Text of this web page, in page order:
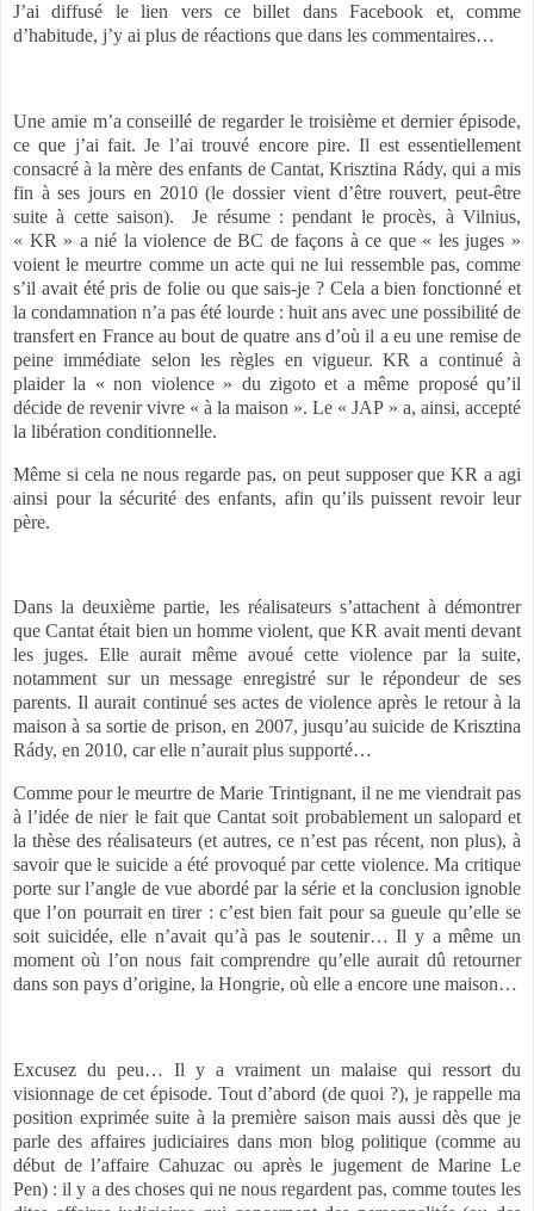
J’ai diffusé le lien vers ce billet dans Facebook et, comme
d’habitude, j’y ai plus de réactions que dans les commentaires…
Une amie m’a conseillé de regarder le troisième et dernier épisode,
ce que j’ai fait. Je l’ai trouvé encore pire. Il est essentiellement
consacré à la mère des enfants de Cantat, Krisztina Rády, qui a mis
fin à ses jours en 2010 (le dossier vient d’être rouvert, peut-être
suite à cette saison).
Je résume : pendant le procès, à Vilnius,
« KR » a nié la violence de BC de façons à ce que « les juges »
voient le meurtre comme un acte qui ne lui ressemble pas, comme
s’il avait été pris de folie ou que sais-je ? Cela a bien fonctionné et
la condamnation n’a pas été lourde : huit ans avec une possibilité de
transfert en France au bout de quatre ans d’où il a eu une remise de
peine immédiate selon les règles en vigueur. KR a continué à
plaider la « non violence » du zigoto et a même proposé qu’il
décide de revenir vivre « à la maison ». Le « JAP » a, ainsi, accepté
la libération conditionnelle.
Même si cela ne nous regarde pas, on peut supposer que KR a agi
ainsi pour la sécurité des enfants, afin qu’ils puissent revoir leur
père.
Dans la deuxième partie, les réalisateurs s’attachent à démontrer
que Cantat était bien un homme violent, que KR avait menti devant
les juges. Elle aurait même avoué cette violence par la suite,
notamment sur un message enregistré sur le répondeur de ses
parents. Il aurait continué ses actes de violence après le retour à la
maison à sa sortie de prison, en 2007, jusqu’au suicide de Krisztina
Rády, en 2010, car elle n’aurait plus supporté…
Comme pour le meurtre de Marie Trintignant, il ne me viendrait pas
à l’idée de nier le fait que Cantat soit probablement un salopard et
la thèse des réalisateurs (et autres, ce n’est pas récent, non plus), à
savoir que le suicide a été provoqué par cette violence. Ma critique
porte sur l’angle de vue abordé par la série et la conclusion ignoble
que l’on pourrait en tirer : c’est bien fait pour sa gueule qu’elle se
soit suicidée, elle n’avait qu’à pas le soutenir… Il y a même un
moment où l’on nous fait comprendre qu’elle aurait dû retourner
dans son pays d’origine, la Hongrie, où elle a encore une maison…
Excusez du peu… Il y a vraiment un malaise qui ressort du
visionnage de cet épisode. Tout d’abord (de quoi ?), je rappelle ma
position exprimée suite à la première saison mais aussi dès que je
parle des affaires judiciaires dans mon blog politique (comme au
début de l’affaire Cahuzac ou après le jugement de Marine Le
Pen) : il y a des choses qui ne nous regardent pas, comme toutes les